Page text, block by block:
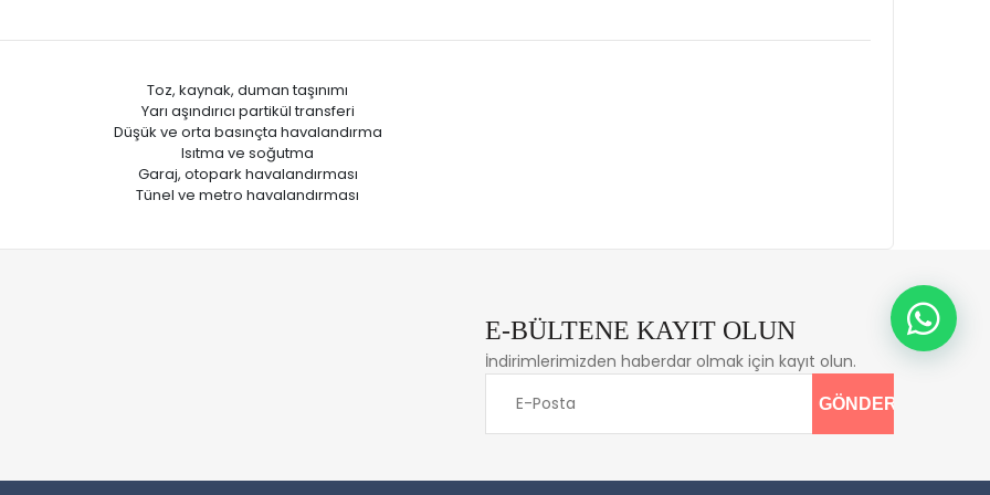
Toz, kaynak, duman taşınımı
Yarı aşındırıcı partikül transferi
Düşük ve orta basınçta havalandırma
Isıtma ve soğutma
Garaj, otopark havalandırması
Tünel ve metro havalandırması
E-BÜLTENE KAYIT OLUN
İndirimlerimizden haberdar olmak için kayıt olun.